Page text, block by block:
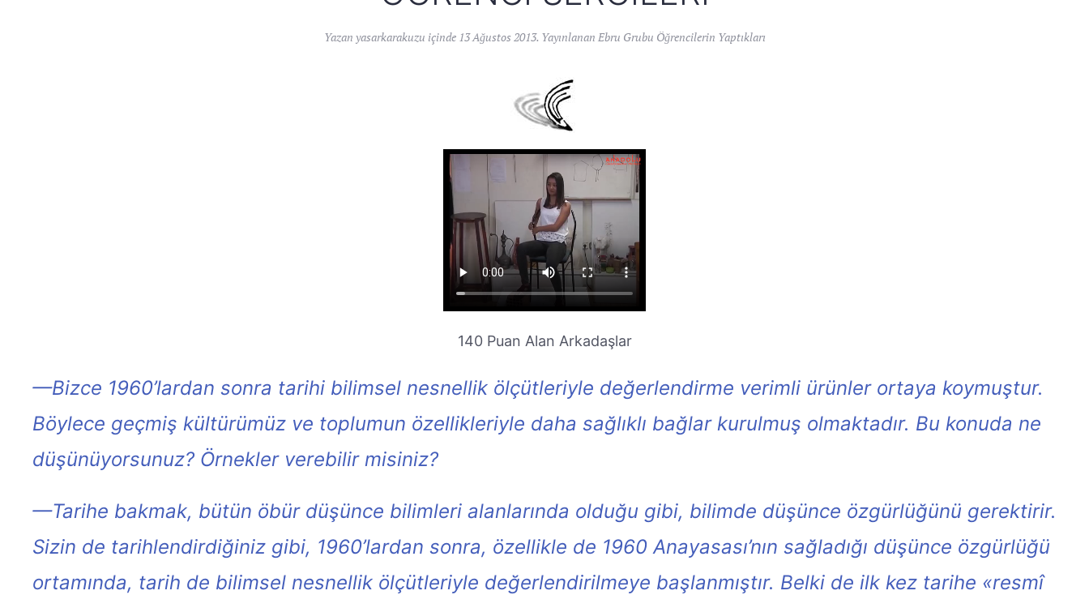
Yazan yasarkarakuzu içinde 13 Ağustos 2013. Yayınlanan Ebru Grubu Öğrencilerin Yaptıkları
140 Puan Alan Arkadaşlar
—Bizce 1960’lardan sonra tarihi bilimsel nesnellik ölçütleriyle değerlendirme verimli ürünler ortaya koymuştur.
Böylece geçmiş kültürümüz ve toplumun özellikleriyle daha sağlıklı bağlar kurulmuş olmaktadır. Bu konuda ne
düşünüyorsunuz? Örnekler verebilir misiniz?
—Tarihe bakmak, bütün öbür düşünce bilimleri alanlarında olduğu gibi, bilimde düşünce özgürlüğünü gerektirir.
Sizin de tarihlendirdiğiniz gibi, 1960’lardan sonra, özellikle de 1960 Anayasası’nın sağladığı düşünce özgürlüğü
ortamında, tarih de bilimsel nesnellik ölçütleriyle değerlendirilmeye başlanmıştır. Belki de ilk kez tarihe «resmî